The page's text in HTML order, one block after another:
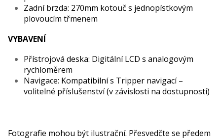
Zadní brzda: 270mm kotouč s jednopístkovým
plovoucím třmenem
VYBAVENÍ
Přístrojová deska: Digitální LCD s analogovým
rychloměrem
Navigace: Kompatibilní s Tripper navigací –
volitelné příslušenství (v závislosti na dostupnosti)
Fotografie mohou být ilustrační. Přesvedčte se předem